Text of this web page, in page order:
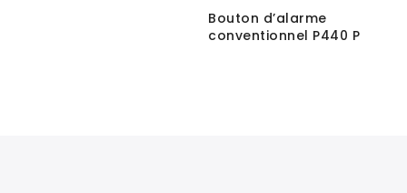
Bouton d’alarme
conventionnel P440 P